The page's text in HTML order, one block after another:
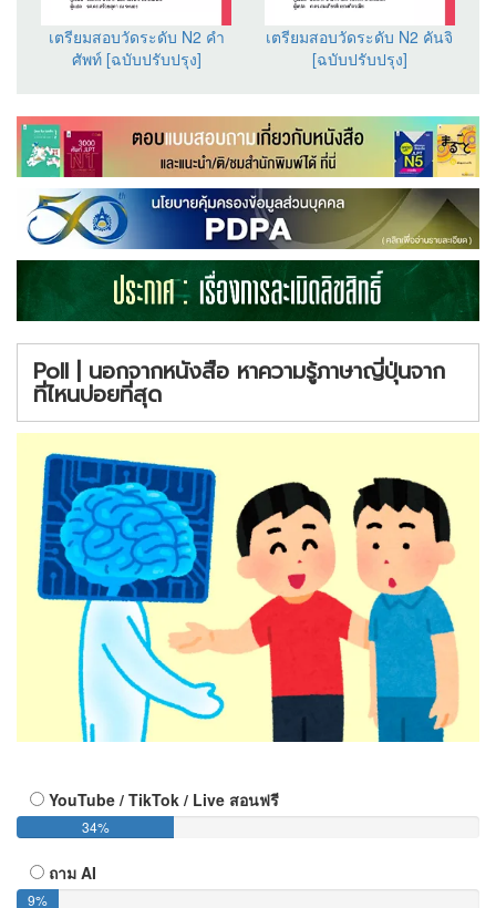
เตรียมสอบวัดระดับ N2 คำ
ศัพท์ [ฉบับปรับปรุง]
เตรียมสอบวัดระดับ N2 คันจิ
[ฉบับปรับปรุง]
Poll | นอกจากหนังสือ หาความรู้ภาษาญี่ปุ่นจาก
ที่ไหนบ่อยที่สุด
YouTube / TikTok / Live สอนฟรี
34%
ถาม AI
9%